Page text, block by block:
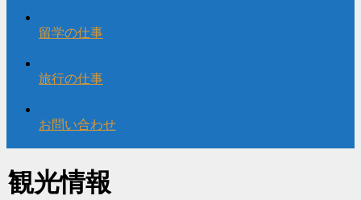
留学の仕事
旅行の仕事
お問い合わせ
観光情報